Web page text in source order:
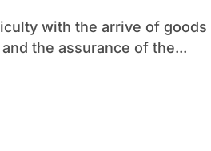
the assurance of the...